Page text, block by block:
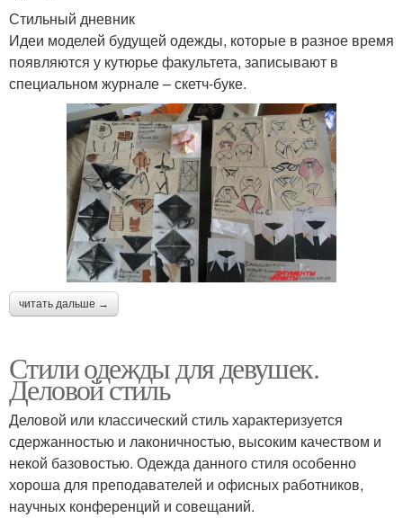
Стильный дневник
Идеи моделей будущей одежды, которые в разное время
появляются у кутюрье факультета, записывают в
специальном журнале – скетч-буке.
читать дальше →
Стили одежды для девушек.
Деловой стиль
Деловой или классический стиль характеризуется
сдержанностью и лаконичностью, высоким качеством и
некой базовостью. Одежда данного стиля особенно
хороша для преподавателей и офисных работников,
научных конференций и совещаний.